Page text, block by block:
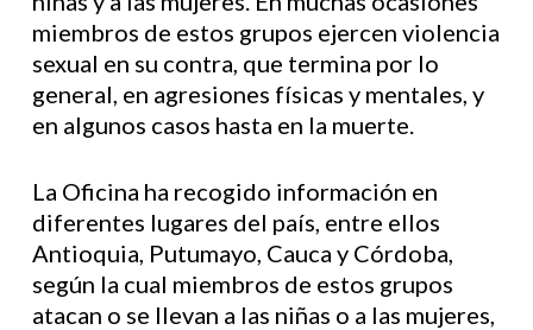
miembros de estos grupos ejercen violencia
sexual en su contra, que termina por lo
general, en agresiones físicas y mentales, y
en algunos casos hasta en la muerte.
La Oficina ha recogido información en
diferentes lugares del país, entre ellos
Antioquia, Putumayo, Cauca y Córdoba,
según la cual miembros de estos grupos
atacan o se llevan a las niñas o a las mujeres,